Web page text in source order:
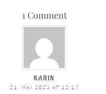
1 Comment
KARIN
21. MAI 2021 AT 12:17